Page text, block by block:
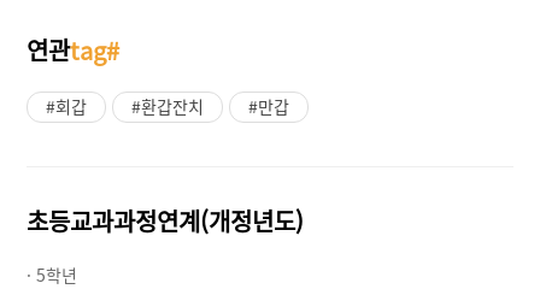
연관tag#
#회갑 #환갑잔치 #만갑
초등교과과정연계(개정년도)
· 5학년